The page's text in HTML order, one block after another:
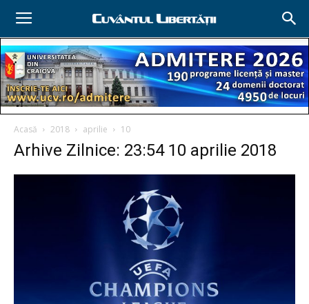
Acasă 2018 aprilie 10
Arhive Zilnice: 23:54 10 aprilie 2018